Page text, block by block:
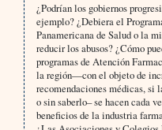
¿Podrían los gobiernos
ejemplo? ¿Debiera el
Panamericana de Salud o la
reducir los abusos? ¿Cómo
programas de Atención
la región—con el objeto de
recomendaciones médicas, si
o sin saberlo– se hacen cada
beneficios de la industria